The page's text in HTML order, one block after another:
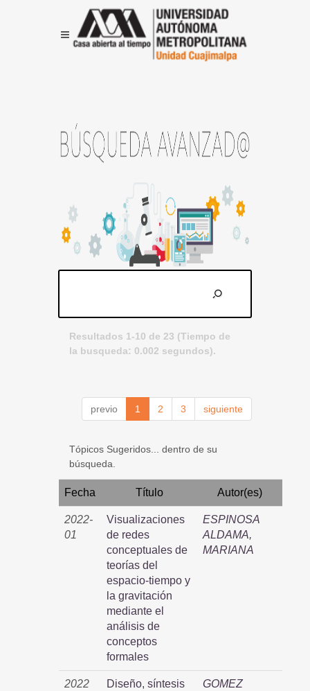
Resultados 1-10 de 23 (Tiempo de
la busqueda: 0.002 segundos).
previo 1 2 3 siguiente
Tópicos Sugeridos... dentro de su
búsqueda.
Fecha Título Autor(es)
2022-
01
Visualizaciones
de redes
conceptuales de
teorías del
espacio-tiempo y
la gravitación
mediante el
análisis de
conceptos
formales
ESPINOSA
ALDAMA,
MARIANA
2022
Diseño, síntesis
GOMEZ